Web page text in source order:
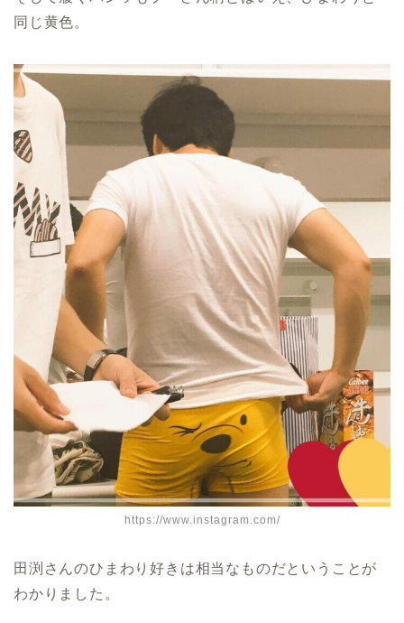
同じ黄色。
https://www.instagram.com/
田渕さんのひまわり好きは相当なものだということが
わかりました。